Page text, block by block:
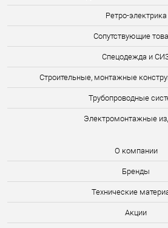
Ретро-электрика
Сопутствующие
Спецодежда и
Строительные, монтажные
Трубопроводные
Электромонтажные
О компании
Бренды
Технические
Акции